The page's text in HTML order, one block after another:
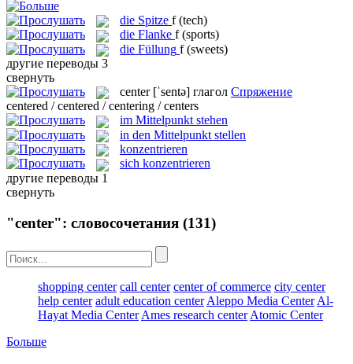
die Spitze f (tech)
die Flanke f (sports)
die Füllung f (sweets)
другие переводы 3
свернуть
center [ˈsentə] глагол Спряжение
centered / centered / centering / centers
im Mittelpunkt stehen
in den Mittelpunkt stellen
konzentrieren
sich konzentrieren
другие переводы 1
свернуть
"center": словосочетания (131)
shopping center call center center of commerce city center
help center adult education center Aleppo Media Center Al-
Hayat Media Center Ames research center Atomic Center
Больше